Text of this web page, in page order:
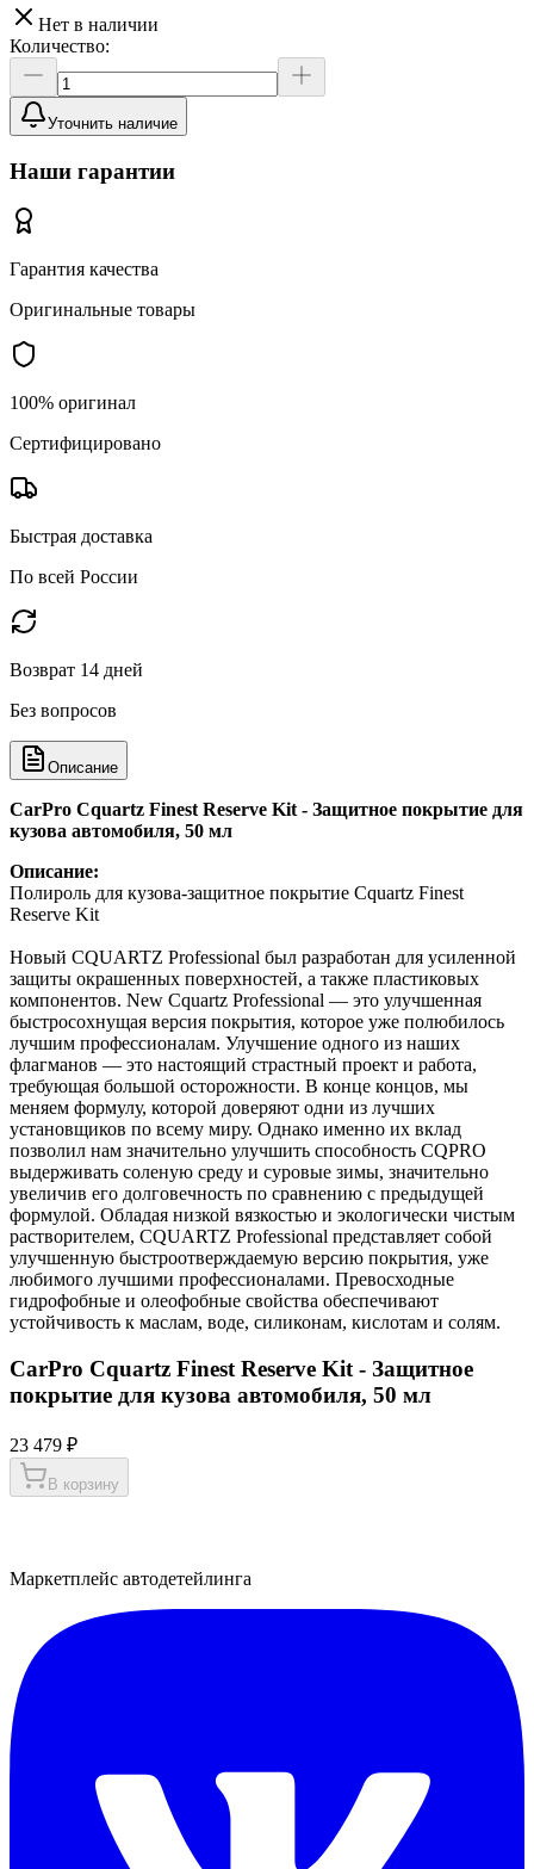
Нет в наличии
Количество:
Уточнить наличие
Наши гарантии
Гарантия качества
Оригинальные товары
100% оригинал
Сертифицировано
Быстрая доставка
По всей России
Возврат 14 дней
Без вопросов
Описание
CarPro Cquartz Finest Reserve Kit - Защитное покрытие для
кузова автомобиля, 50 мл
Описание:
Полироль для кузова-защитное покрытие Cquartz Finest
Reserve Kit
Новый CQUARTZ Professional был разработан для усиленной
защиты окрашенных поверхностей, а также пластиковых
компонентов. New Cquartz Professional — это улучшенная
быстросохнущая версия покрытия, которое уже полюбилось
лучшим профессионалам. Улучшение одного из наших
флагманов — это настоящий страстный проект и работа,
требующая большой осторожности. В конце концов, мы
меняем формулу, которой доверяют одни из лучших
установщиков по всему миру. Однако именно их вклад
позволил нам значительно улучшить способность CQPRO
выдерживать соленую среду и суровые зимы, значительно
увеличив его долговечность по сравнению с предыдущей
формулой. Обладая низкой вязкостью и экологически чистым
растворителем, CQUARTZ Professional представляет собой
улучшенную быстроотверждаемую версию покрытия, уже
любимого лучшими профессионалами. Превосходные
гидрофобные и олеофобные свойства обеспечивают
устойчивость к маслам, воде, силиконам, кислотам и солям.
CarPro Cquartz Finest Reserve Kit - Защитное
покрытие для кузова автомобиля, 50 мл
23 479 ₽
В корзину
Маркетплейс автодетейлинга